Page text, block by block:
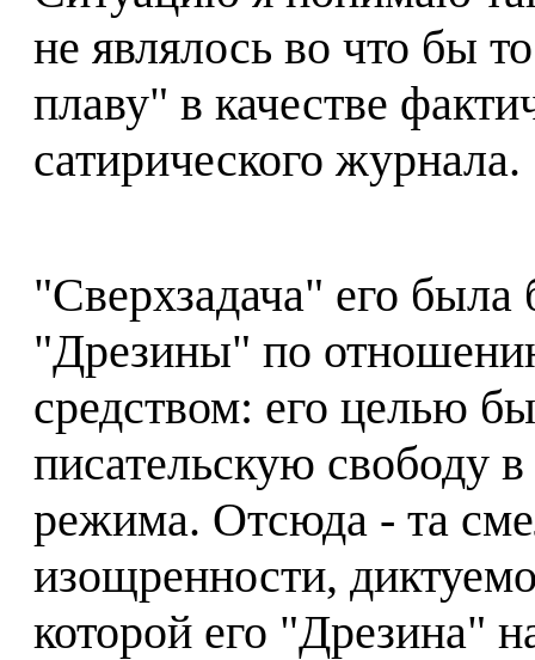
не являлось во что бы
плаву" в качестве
сатирического журнала.
"Сверхзадача" его
"Дрезины" по
средством: его целью
писательскую свободу
режима. Отсюда - та
изощренности,
которой его "Дрезина"